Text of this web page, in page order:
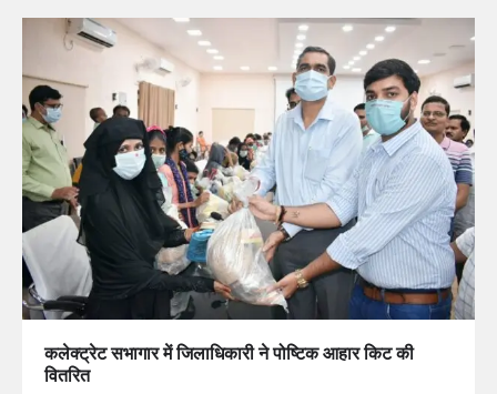
कलेक्ट्रेट सभागार में जिलाधिकारी ने पोष्टिक आहार किट की
वितरित